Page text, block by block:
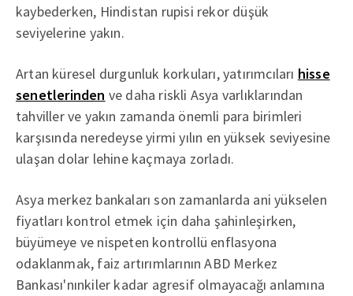
kaybederken, Hindistan rupisi rekor düşük
seviyelerine yakın.
Artan küresel durgunluk korkuları, yatırımcıları hisse
senetlerinden ve daha riskli Asya varlıklarından
tahviller ve yakın zamanda önemli para birimleri
karşısında neredeyse yirmi yılın en yüksek seviyesine
ulaşan dolar lehine kaçmaya zorladı.
Asya merkez bankaları son zamanlarda ani yükselen
fiyatları kontrol etmek için daha şahinleşirken,
büyümeye ve nispeten kontrollü enflasyona
odaklanmak, faiz artırımlarının ABD Merkez
Bankası'nınkiler kadar agresif olmayacağı anlamına